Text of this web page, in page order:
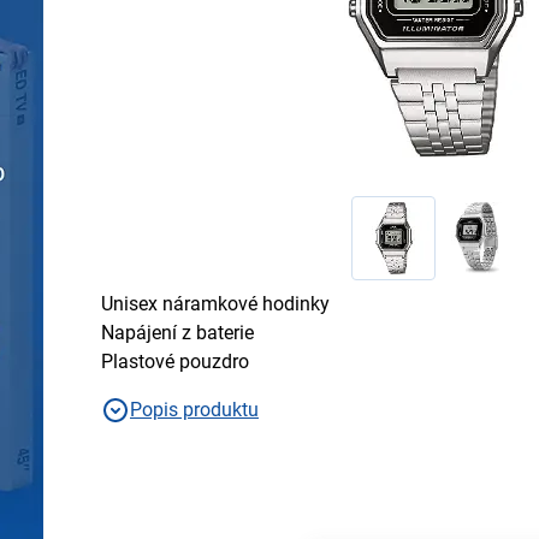
Unisex náramkové hodinky
Napájení z baterie
Plastové pouzdro
Popis produktu